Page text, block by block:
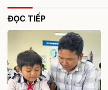
ĐỌC TIẾP